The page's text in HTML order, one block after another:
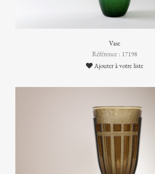
Vase
Référence : 17198
Ajouter à votre liste